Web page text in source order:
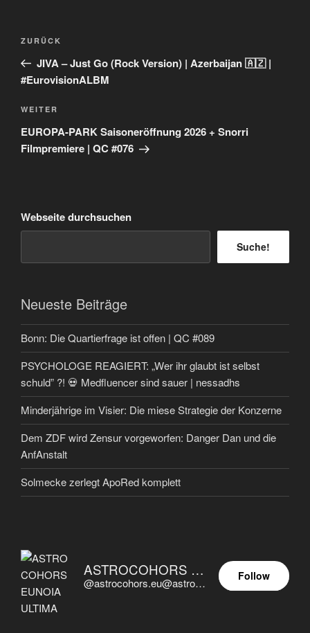
Beitragsnavigation
Vorheriger
Beitrag
ZURÜCK
JIVA – Just Go (Rock Version) | Azerbaijan 🇦🇿 |
#EurovisionALBM
Nächster
Beitrag
WEITER
EUROPA-PARK Saisoneröffnung 2026 + Snorri
Filmpremiere | QC #076
Webseite durchsuchen
Suche!
Neueste Beiträge
Bonn: Die Quartierfrage ist offen | QC #089
PSYCHOLOGE REAGIERT: „Wer ihr glaubt ist selbst
schuld” ?! 💀 Medfluencer sind sauer | nessadhs
Minderjährige im Visier: Die miese Strategie der Konzerne
Dem ZDF wird Zensur vorgeworfen: Danger Dan und die
AnfAnstalt
Solmecke zerlegt ApoRed komplett
ASTROCOHORS EUNOIA ULTIMA
@astrocohors.eu@astrocohors.eu
Follow